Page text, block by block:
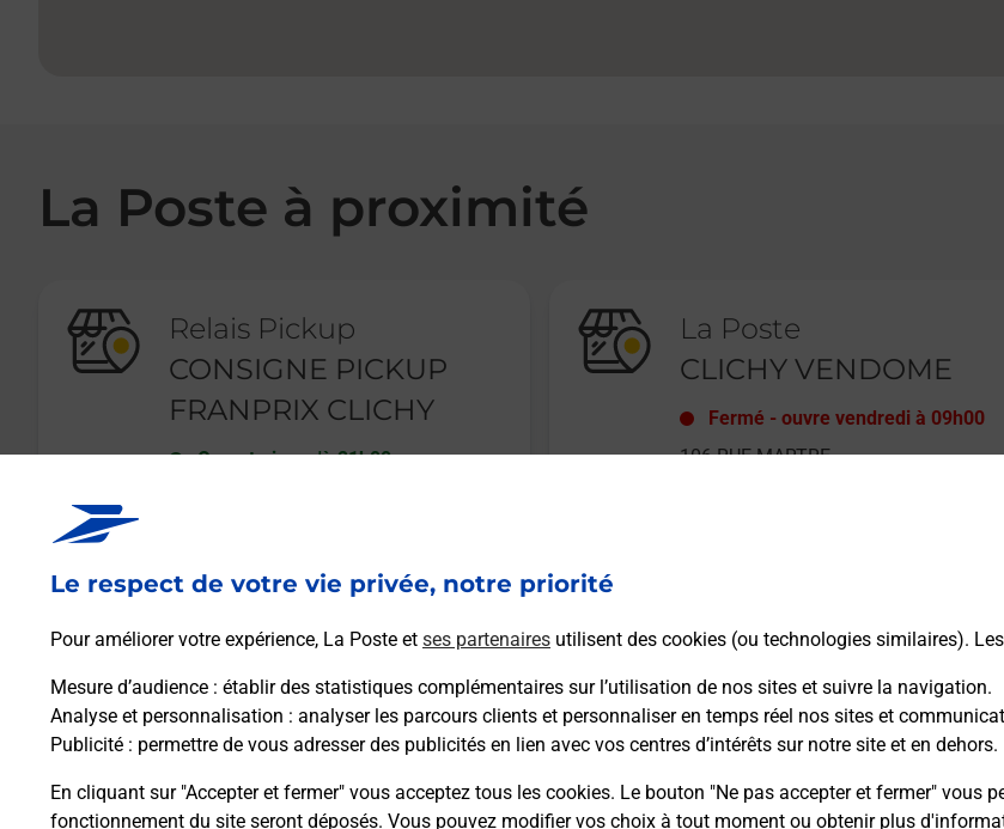
Le respect de votre vie privée, notre priorité
Pour améliorer votre expérience, La Poste et ses partenaires utilisent des cookies (ou technologies similaires).
Mesure d’audience : établir des statistiques complémentaires sur l’utilisation de nos sites et suivre la navigation.
Analyse et personnalisation : analyser les parcours clients et personnaliser en temps réel nos sites et
Publicité : permettre de vous adresser des publicités en lien avec vos centres d’intérêts sur notre site et en dehors.
En cliquant sur "Accepter et fermer" vous acceptez tous les cookies. Le bouton "Ne pas accepter et fermer" vous
fonctionnement du site seront déposés. Vous pouvez modifier vos choix à tout moment ou obtenir plus
La Poste à proximité
Relais Pickup
CONSIGNE PICKUP
FRANPRIX CLICHY
Ouvert-jusqu'à 21h00
En savoir plus
La Poste
CLICHY VENDOME
Fermé - ouvre vendredi à 09h00
106 RUE MARTRE